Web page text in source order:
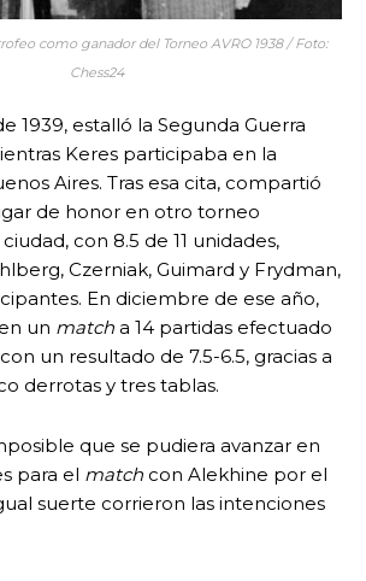
como ganador del Torneo AVRO 1938 / Foto:
Chess24
1939, estalló la Segunda Guerra
Keres participaba en la
Aires. Tras esa cita, compartió
de honor en otro torneo
con 8.5 de 11 unidades,
Czerniak, Guimard y Frydman,
En diciembre de ese año,
un match a 14 partidas efectuado
un resultado de 7.5-6.5, gracias a
derrotas y tres tablas.
que se pudiera avanzar en
para el match con Alekhine por el
suerte corrieron las intenciones